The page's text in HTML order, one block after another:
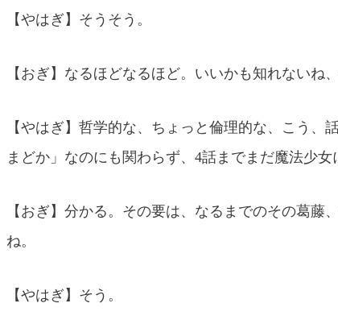
【やはぎ】そうそう。
【おぎ】なるほどなるほど。いいかも知れないね、
【やはぎ】哲学的な、ちょっと倫理的な、こう
まどか」なのにも関わらず、4話までまだ魔法少女
【おぎ】分かる。その要は、なるまでのその葛
ね。
【やはぎ】そう。